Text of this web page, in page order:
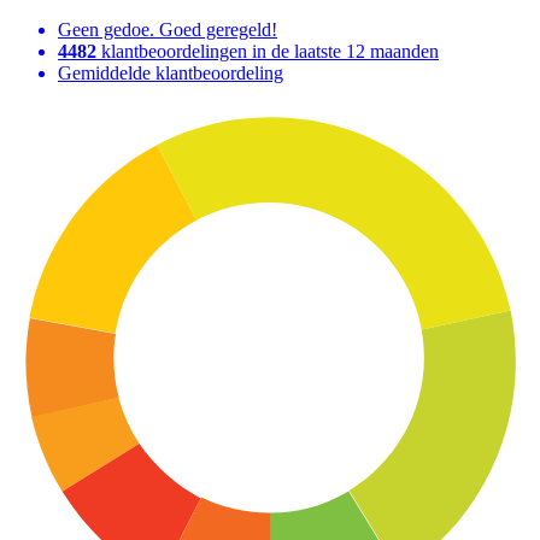
Geen gedoe. Goed geregeld!
4482 klantbeoordelingen in de laatste 12 maanden
Gemiddelde klantbeoordeling